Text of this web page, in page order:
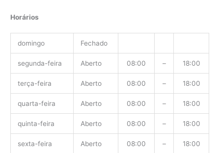
Horários
domingo Fechado
segunda-feira Aberto 08:00 – 18:00
terça-feira Aberto 08:00 – 18:00
quarta-feira Aberto 08:00 – 18:00
quinta-feira Aberto 08:00 – 18:00
sexta-feira Aberto 08:00 – 18:00